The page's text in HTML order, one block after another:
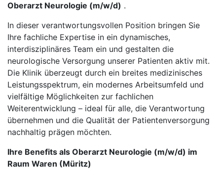
Oberarzt Neurologie (m/w/d) .
In dieser verantwortungsvollen Position bringen Sie
Ihre fachliche Expertise in ein dynamisches,
interdisziplinäres Team ein und gestalten die
neurologische Versorgung unserer Patienten aktiv mit.
Die Klinik überzeugt durch ein breites medizinisches
Leistungsspektrum, ein modernes Arbeitsumfeld und
vielfältige Möglichkeiten zur fachlichen
Weiterentwicklung – ideal für alle, die Verantwortung
übernehmen und die Qualität der Patientenversorgung
nachhaltig prägen möchten.
Ihre Benefits als Oberarzt Neurologie (m/w/d) im
Raum Waren (Müritz)